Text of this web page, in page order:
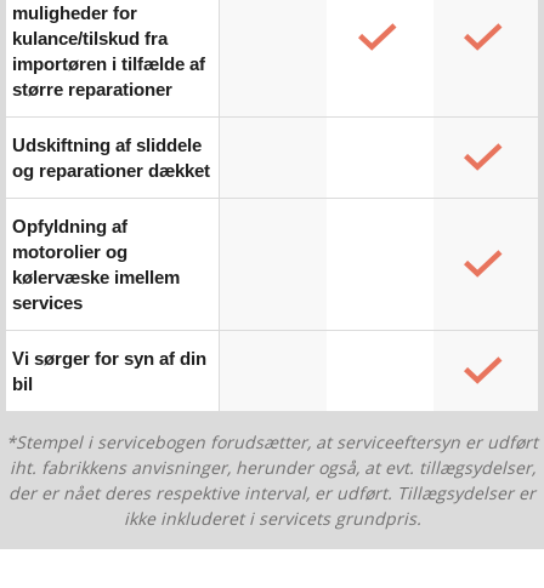
muligheder for
kulance/tilskud fra
importøren i tilfælde af
større reparationer
Udskiftning af sliddele
og reparationer dækket
Opfyldning af
motorolier og
kølervæske imellem
services
Vi sørger for syn af din
bil
*Stempel i servicebogen forudsætter, at serviceeftersyn er udført
iht. fabrikkens anvisninger, herunder også, at evt. tillægsydelser,
der er nået deres respektive interval, er udført. Tillægsydelser er
ikke inkluderet i servicets grundpris.